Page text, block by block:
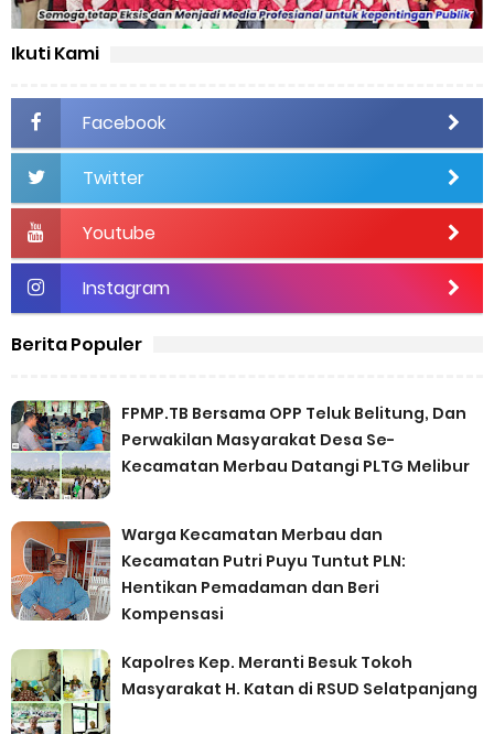
Ikuti Kami
Facebook
Twitter
Youtube
Instagram
Berita Populer
FPMP.TB Bersama OPP Teluk Belitung, Dan
Perwakilan Masyarakat Desa Se-
Kecamatan Merbau Datangi PLTG Melibur
Warga Kecamatan Merbau dan
Kecamatan Putri Puyu Tuntut PLN:
Hentikan Pemadaman dan Beri
Kompensasi
Kapolres Kep. Meranti Besuk Tokoh
Masyarakat H. Katan di RSUD Selatpanjang